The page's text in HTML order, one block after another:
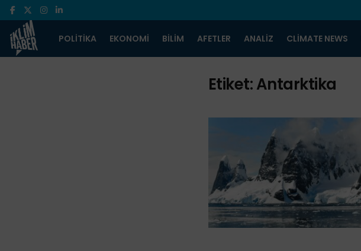
POLITIKA EKONOMI BILIM AFETLER ANALIZ CLIMATE NEWS
Etiket:Antarktika